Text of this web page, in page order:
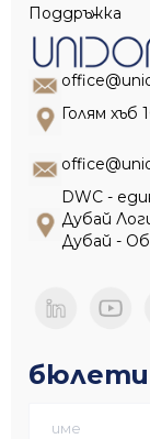
Поддръжка
Голям хъб
DWC -
Дубай
Дубай -